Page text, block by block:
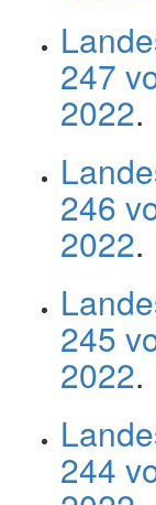
247
2022.
246
2022.
245
2022.
244